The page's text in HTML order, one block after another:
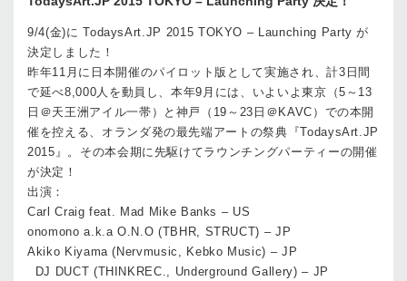
9/4(金)に TodaysArt.JP 2015 TOKYO – Launching Party が
決定しました！
昨年11月に日本開催のパイロット版として実施され、計3日間
で延べ8,000人を動員し、本年9月には、いよいよ東京（5～13
日＠天王洲アイル一帯）と神戸（19～23日＠KAVC）での本開
催を控える、オランダ発の最先端アートの祭典『TodaysArt.JP
2015』。その本会期に先駆けてラウンチングパーティーの開催
が決定！
出演：
Carl Craig feat. Mad Mike Banks – US
onomono a.k.a O.N.O (TBHR, STRUCT) – JP
Akiko Kiyama (Nervmusic, Kebko Music) – JP
DJ DUCT (THINKREC., Underground Gallery) – JP